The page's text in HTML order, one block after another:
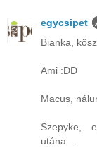
egycsipet
Bianka,
Ami :DD
Macus,
Szepyke,
utána...